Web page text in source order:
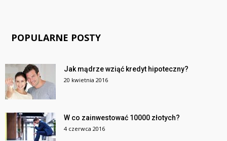
POPULARNE POSTY
Jak mądrze wziąć kredyt hipoteczny?
20 kwietnia 2016
W co zainwestować 10000 złotych?
4 czerwca 2016